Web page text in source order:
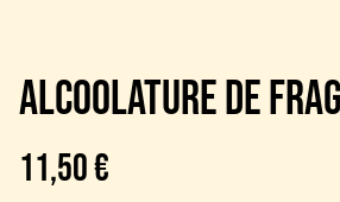
Alcoolature de
11,50 €